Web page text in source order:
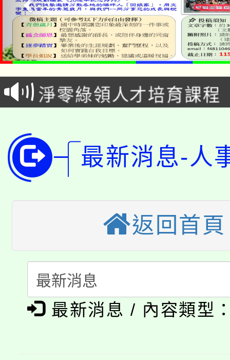
115年食農教育專業人
程
學期銜接期間理賠案件
學籍身 分審查程序及
淨零綠領人才培育課程
公告本校115學年度第
代理(課)教師甄選結果(
「2026金融保險知識
車」活動
桃園市115學年度學生
代理(課)教師甄選結果
公告本校115學年度第
《TA101》溝通分析基
程，歡迎學生輔導中心
轉知苗栗縣政府辦理
縣市「校園短影音徵選
115年食農教育專業人
程
學期銜接期間理賠案件
最新消息-人
返回首頁
最新消息 / 內容類型